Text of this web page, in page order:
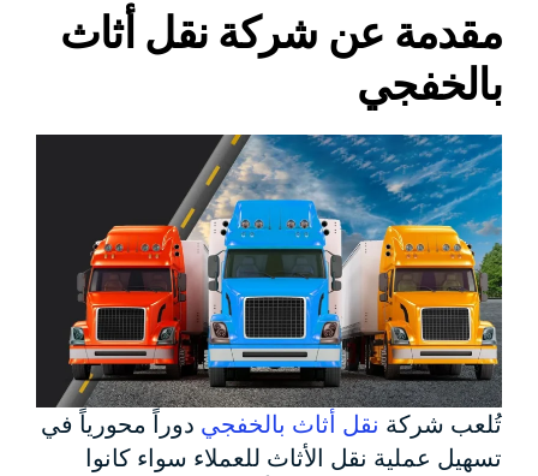
مقدمة عن شركة نقل أثاث
بالخفجي
تُلعب شركة نقل أثاث بالخفجي دوراً محورياً في
تسهيل عملية نقل الأثاث للعملاء سواء كانوا